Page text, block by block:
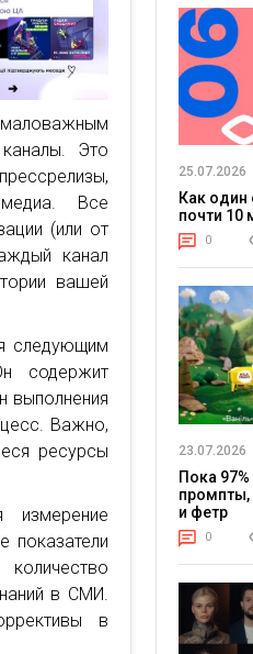
Это
Все
(или от
канал
вашей
следующим
содержит
выполнения
Важно,
ресурсы
показатели
в СМИ.
в
25.07.2026
Как один
почти 10
0
23.07.2026
Пока
промпты,
и фетр
0